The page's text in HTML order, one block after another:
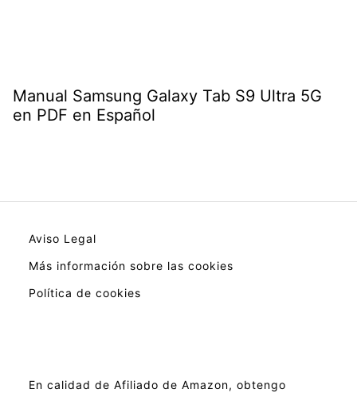
Manual Samsung Galaxy Tab S9 Ultra 5G
en PDF en Español
Aviso Legal
Más información sobre las cookies
Política de cookies
En calidad de Afiliado de Amazon, obtengo